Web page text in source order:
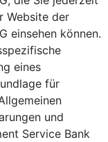
Website der
einsehen können.
eines
für
und
Service Bank